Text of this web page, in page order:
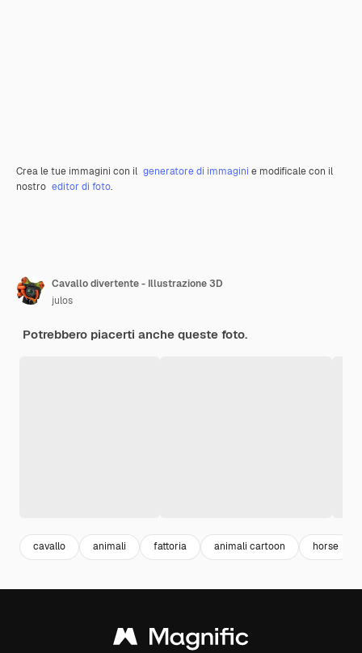
Crea le tue immagini con il generatore di immagini e modificale con il
nostro editor di foto.
Cavallo divertente - Illustrazione 3D
julos
Potrebbero piacerti anche queste foto.
cavallo animali fattoria animali cartoon horse